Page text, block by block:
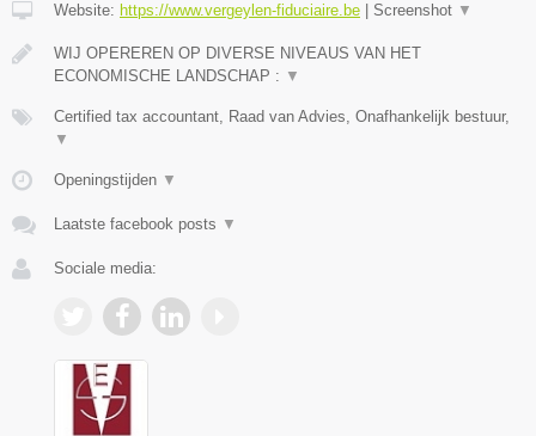
Website: https://www.vergeylen-fiduciaire.be Screenshot ▼
WIJ OPEREREN OP DIVERSE NIVEAUS VAN HET
ECONOMISCHE LANDSCHAP : ▼
Certified tax accountant, Raad van Advies, Onafhankelijk bestuur,
▼
Openingstijden ▼
Laatste facebook posts ▼
Sociale media: